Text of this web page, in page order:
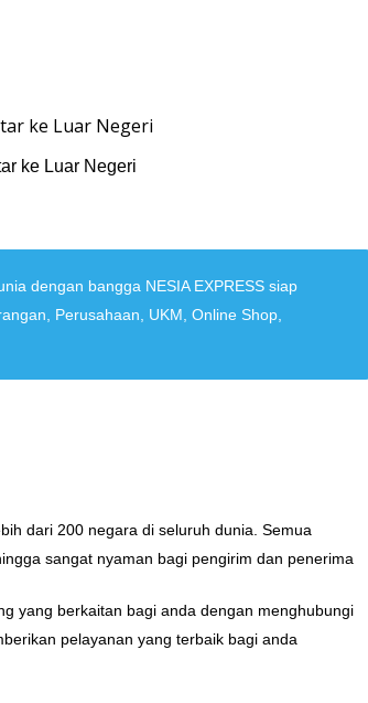
ke Luar Negeri
dengan bangga NESIA EXPRESS siap
Perusahaan, UKM, Online Shop,
dari 200 negara di seluruh dunia. Semua
sangat nyaman bagi pengirim dan penerima
yang berkaitan bagi anda dengan menghubungi
pelayanan yang terbaik bagi anda